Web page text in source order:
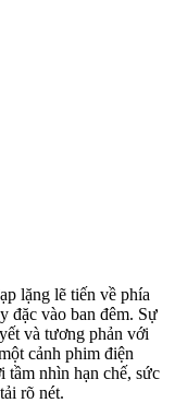
lặng lẽ tiến về phía
đặc vào ban đêm. Sự
và tương phản với
cảnh phim điện
tầm nhìn hạn chế, sức
rõ nét.